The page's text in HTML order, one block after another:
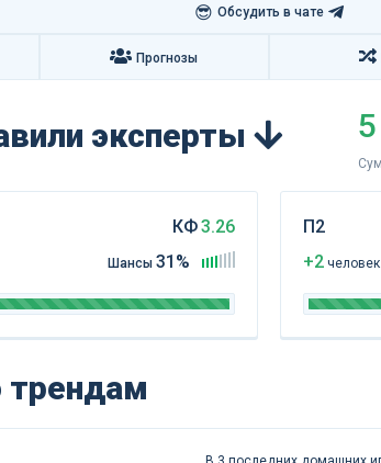
😎 Обсудить в чате
Прогнозы
эксперты
КФ3.26
Шансы 31%
П2
+2 человек
трендам